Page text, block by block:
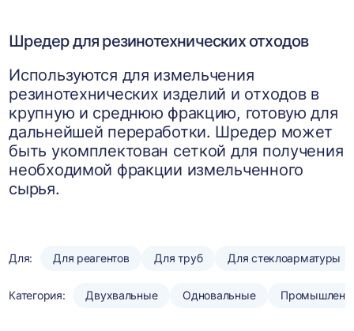
Шредер для резинотехнических отходов
Используются для измельчения
резинотехнических изделий и отходов в
крупную и среднюю фракцию, готовую для
дальнейшей переработки. Шредер может
быть укомплектован сеткой для получения
необходимой фракции измельченного
сырья.
Для: Для реагентов Для труб Для стеклоарматуры
Категория: Двухвальные Одновальные